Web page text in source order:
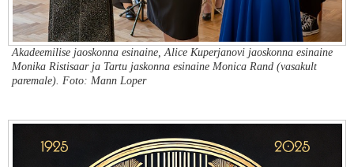
Akadeemilise jaoskonna esinaine, Alice Kuperjanovi jaoskonna esinaine
Monika Ristisaar ja Tartu jaskonna esinaine Monica Rand (vasakult
paremale). Foto: Mann Loper